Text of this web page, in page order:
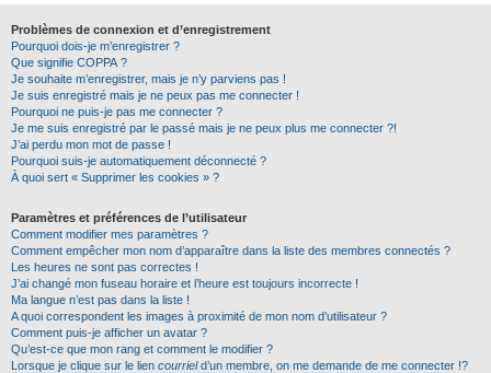
Problèmes de connexion et d’enregistrement
Pourquoi dois-je m’enregistrer ?
Que signifie COPPA ?
Je souhaite m’enregistrer, mais je n’y parviens pas !
Je suis enregistré mais je ne peux pas me connecter !
Pourquoi ne puis-je pas me connecter ?
Je me suis enregistré par le passé mais je ne peux plus me connecter ?!
J’ai perdu mon mot de passe !
Pourquoi suis-je automatiquement déconnecté ?
À quoi sert « Supprimer les cookies » ?
Paramètres et préférences de l’utilisateur
Comment modifier mes paramètres ?
Comment empêcher mon nom d’apparaître dans la liste des membres connectés ?
Les heures ne sont pas correctes !
J’ai changé mon fuseau horaire et l’heure est toujours incorrecte !
Ma langue n’est pas dans la liste !
A quoi correspondent les images à proximité de mon nom d’utilisateur ?
Comment puis-je afficher un avatar ?
Qu’est-ce que mon rang et comment le modifier ?
Lorsque je clique sur le lien courrield’un membre, on me demande de me connecter !?